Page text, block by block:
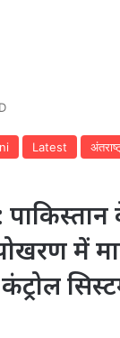
Latest
में